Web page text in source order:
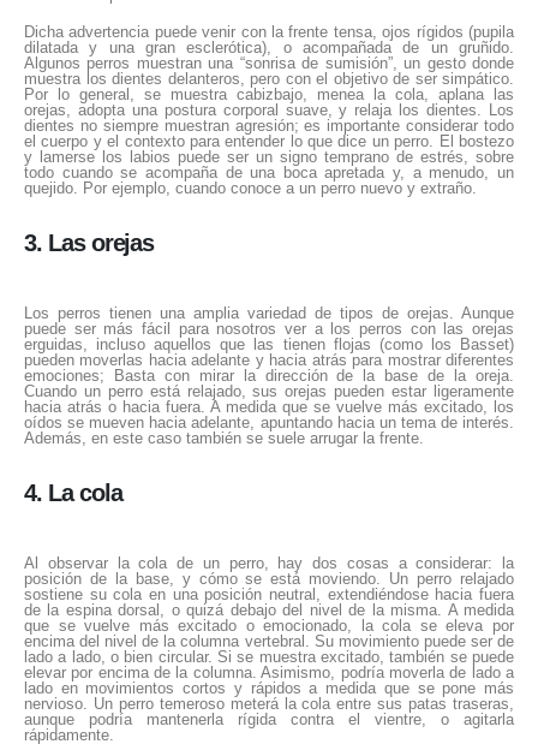
Dicha advertencia puede venir con la frente tensa, ojos rígidos (pupila
dilatada y una gran esclerótica), o acompañada de un gruñido.
Algunos perros muestran una “sonrisa de sumisión”, un gesto donde
muestra los dientes delanteros, pero con el objetivo de ser simpático.
Por lo general, se muestra cabizbajo, menea la cola, aplana las
orejas, adopta una postura corporal suave, y relaja los dientes. Los
dientes no siempre muestran agresión; es importante considerar todo
el cuerpo y el contexto para entender lo que dice un perro. El bostezo
y lamerse los labios puede ser un signo temprano de estrés, sobre
todo cuando se acompaña de una boca apretada y, a menudo, un
quejido. Por ejemplo, cuando conoce a un perro nuevo y extraño.
3. Las orejas
Los perros tienen una amplia variedad de tipos de orejas. Aunque
puede ser más fácil para nosotros ver a los perros con las orejas
erguidas, incluso aquellos que las tienen flojas (como los Basset)
pueden moverlas hacia adelante y hacia atrás para mostrar diferentes
emociones; Basta con mirar la dirección de la base de la oreja.
Cuando un perro está relajado, sus orejas pueden estar ligeramente
hacia atrás o hacia fuera. A medida que se vuelve más excitado, los
oídos se mueven hacia adelante, apuntando hacia un tema de interés.
Además, en este caso también se suele arrugar la frente.
4. La cola
Al observar la cola de un perro, hay dos cosas a considerar: la
posición de la base, y cómo se está moviendo. Un perro relajado
sostiene su cola en una posición neutral, extendiéndose hacia fuera
de la espina dorsal, o quizá debajo del nivel de la misma. A medida
que se vuelve más excitado o emocionado, la cola se eleva por
encima del nivel de la columna vertebral. Su movimiento puede ser de
lado a lado, o bien circular. Si se muestra excitado, también se puede
elevar por encima de la columna. Asimismo, podría moverla de lado a
lado en movimientos cortos y rápidos a medida que se pone más
nervioso. Un perro temeroso meterá la cola entre sus patas traseras,
aunque podría mantenerla rígida contra el vientre, o agitarla
rápidamente.